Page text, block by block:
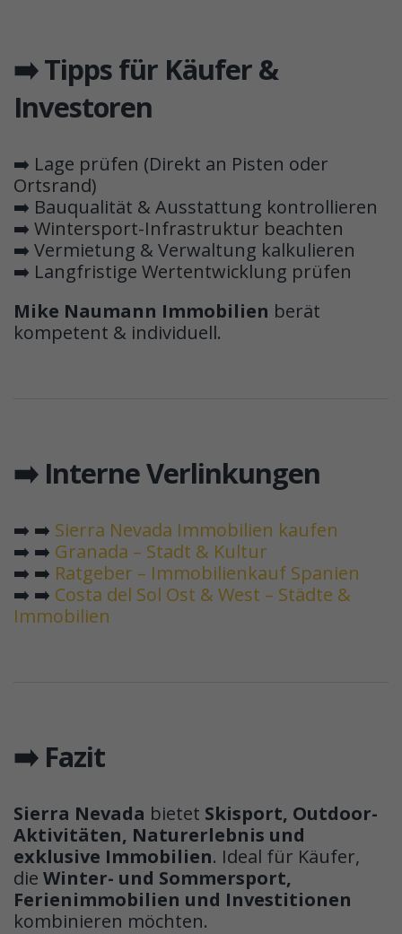
➡️ Tipps für Käufer &
Investoren
➡️ Lage prüfen (Direkt an Pisten oder
Ortsrand)
➡️ Bauqualität & Ausstattung kontrollieren
➡️ Wintersport-Infrastruktur beachten
➡️ Vermietung & Verwaltung kalkulieren
➡️ Langfristige Wertentwicklung prüfen
Mike Naumann Immobilien berät
kompetent & individuell.
➡️ Interne Verlinkungen
➡️ ➡️ Sierra Nevada Immobilien kaufen
➡️ ➡️ Granada – Stadt & Kultur
➡️ ➡️ Ratgeber – Immobilienkauf Spanien
➡️ ➡️ Costa del Sol Ost & West – Städte &
Immobilien
➡️ Fazit
Sierra Nevada bietet Skisport, Outdoor-
Aktivitäten, Naturerlebnis und
exklusive Immobilien. Ideal für Käufer,
die Winter- und Sommersport,
Ferienimmobilien und Investitionen
kombinieren möchten.